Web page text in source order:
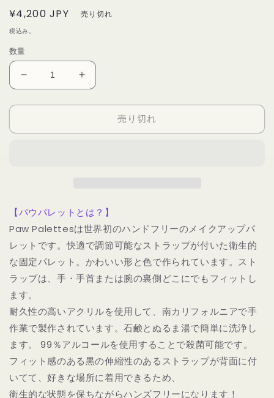
通
常
格
¥4,200 JPY 売り切れ
税込み。
数量
【Paw
Rose
Pearl
【パ
ウ
パ
レ
ッ
ト】
ハ
ー
ト
型
マ
グ
ネ
【Paw
Rose
Pearl
【パ
ウ
パ
レ
ッ
ー
ト
型
マ
グ
ネ
売り切れ
【パウパレットとは？】
Paw Palettesは世界初のハンドフリーのメイクアップパ
レットです。快適で調節可能なストラップが付いた衛生的
な固定パレット。かわいい形と色で作られています。スト
ラップは、手・手首または腕の裏側どこにでもフィットし
ます。
耐久性の高いアクリルを使用して、南カリフォルニアで手
作業で製作されています。石鹸とぬるま湯で簡単に洗浄し
ます。 99％アルコールを使用することで殺菌可能です。
フィット感のある黒の伸縮性のあるストラップが背面に付
いてて、好きな場所に着用できるため、
衛生的な状態を保ちながらハンズフリーになります！